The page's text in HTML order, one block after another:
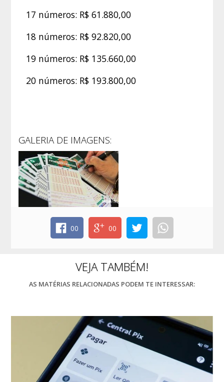
17 números: R$ 61.880,00
18 números: R$ 92.820,00
19 números: R$ 135.660,00
20 números: R$ 193.800,00
GALERIA DE IMAGENS:
00 00
VEJA TAMBÉM!
AS MATÉRIAS RELACIONADAS PODEM TE INTERESSAR: